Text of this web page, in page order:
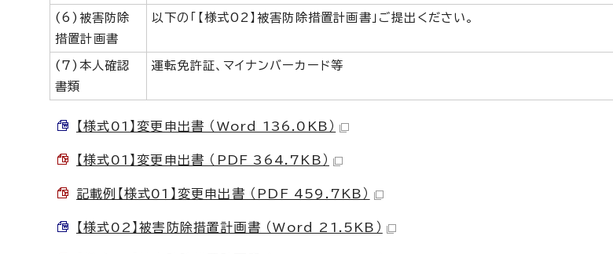
(6)被害防除
措置計画書
以下の「【様式02】被害防除措置計画書」ご提出ください。
(7)本人確認
書類
運転免許証、マイナンバーカード等
【様式01】変更申出書 （Word 136.0KB）
【様式01】変更申出書 （PDF 364.7KB）
記載例【様式01】変更申出書 （PDF 459.7KB）
【様式02】被害防除措置計画書 （Word 21.5KB）